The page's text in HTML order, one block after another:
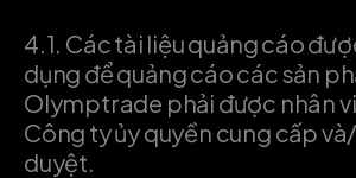
4.1. Các tài liệu quảng cáo
dụng để quảng cáo các sản
Olymptrade phải được nhân
Công ty ủy quyền cung cấp
duyệt.